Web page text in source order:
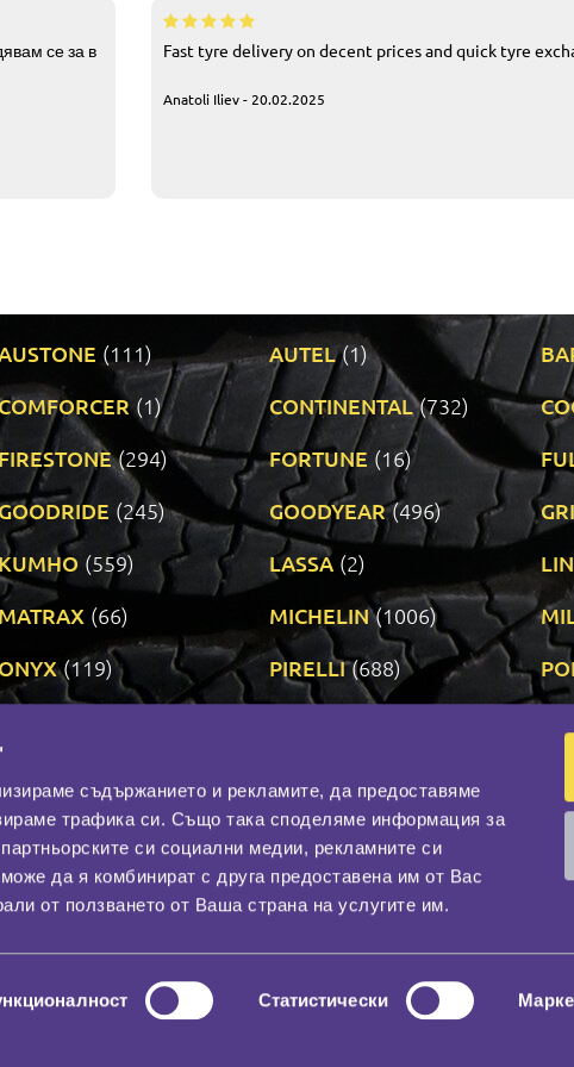
съдържанието и рекламите, да предоставяме
трафика си. Също така споделяме информация за
си социални медии, рекламните си
да я комбинират с друга предоставена им от Вас
от ползването от Ваша страна на услугите им.
Статистически
се за в
Fast tyre delivery on decent prices and quick tyre
Anatoli Iliev - 20.02.2025
(111) AUTEL (1)
(1) CONTINENTAL (732)
FIRESTONE (294) FORTUNE (16)
(245) GOODYEAR (496)
(559) LASSA (2)
(66) MICHELIN (1006)
ONYX (119) PIRELLI (688)
Контакти
За нас
Гаранция
Социална мрежа
НАШИЯТ БЛОГ